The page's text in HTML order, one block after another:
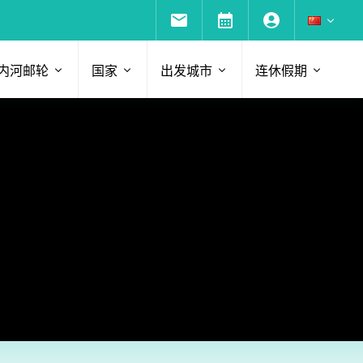
河邮轮 国家 出发城市 连休假期